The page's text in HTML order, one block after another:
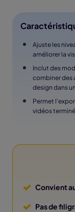
Ajuste les
améliorer la
Inclut des
combiner des
design dans
Permet
vidéos
Convient
Pas de